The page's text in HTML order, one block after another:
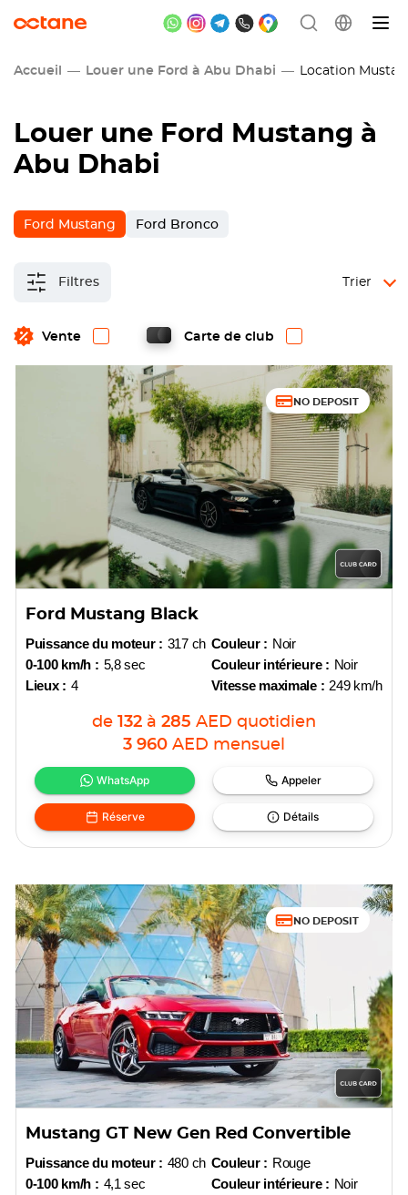
Accueil Louer une Ford à Abu Dhabi Location
Louer une Ford Mustang à
Abu Dhabi
Ford Mustang Ford Bronco
Filtres
Vente Carte de club
Trier
NO DEPOSIT
Ford Mustang Black
Puissance du moteur : 317 ch
0-100 km/h : 5,8 sec
Lieux : 4
Couleur : Noir
Couleur intérieure : Noir
Vitesse maximale : 249 km/h
de 132 à 285 AED quotidien
3 960 AED mensuel
WhatsApp Appeler
Réserve Détails
NO DEPOSIT
Mustang GT New Gen Red Convertible
Puissance du moteur : 480 ch
0-100 km/h : 4,1 sec
Couleur : Rouge
Couleur intérieure : Noir